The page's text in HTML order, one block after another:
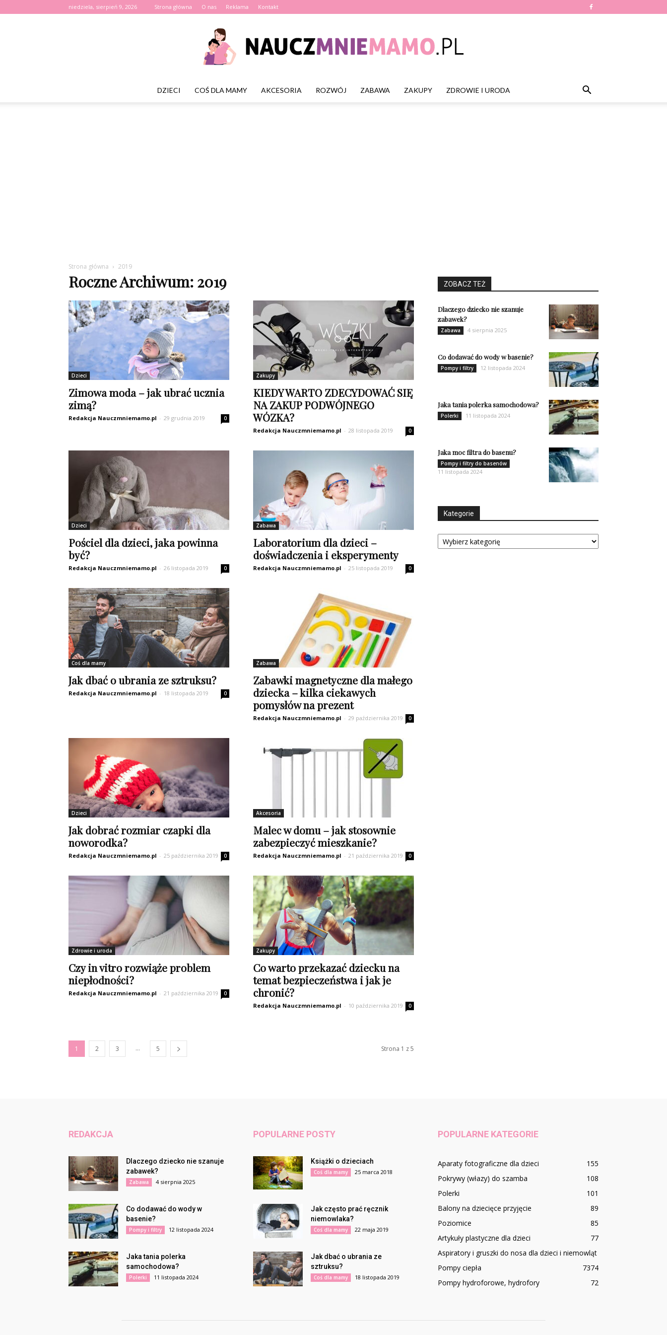
niedziela, sierpień 9, 2026 Strona główna O nas Reklama Kontakt
DZIECI COŚ DLA MAMY AKCESORIA ROZWÓJ ZABAWA ZAKUPY ZDROWIE I URODA
Strona główna 2019
Roczne Archiwum: 2019
Dzieci
Zimowa moda – jak ubrać ucznia
zimą?
Redakcja Nauczmniemamo.pl - 29 grudnia 2019 0
Zakupy
KIEDY WARTO ZDECYDOWAĆ SIĘ
NA ZAKUP PODWÓJNEGO
WÓZKA?
Redakcja Nauczmniemamo.pl - 28 listopada 2019 0
Dzieci
Pościel dla dzieci, jaka powinna
być?
Redakcja Nauczmniemamo.pl - 26 listopada 2019 0
Zabawa
Laboratorium dla dzieci –
doświadczenia i eksperymenty
Redakcja Nauczmniemamo.pl - 25 listopada 2019 0
Coś dla mamy
Jak dbać o ubrania ze sztruksu?
Redakcja Nauczmniemamo.pl - 18 listopada 2019 0
Zabawa
Zabawki magnetyczne dla małego
dziecka – kilka ciekawych
pomysłów na prezent
Redakcja Nauczmniemamo.pl - 29 października 2019 0
Dzieci
Jak dobrać rozmiar czapki dla
noworodka?
Redakcja Nauczmniemamo.pl - 25 października 2019 0
Akcesoria
Malec w domu – jak stosownie
zabezpieczyć mieszkanie?
Redakcja Nauczmniemamo.pl - 21 października 2019 0
Zdrowie i uroda
Czy in vitro rozwiąże problem
niepłodności?
Redakcja Nauczmniemamo.pl - 21 października 2019 0
Zakupy
Co warto przekazać dziecku na
temat bezpieczeństwa i jak je
chronić?
Redakcja Nauczmniemamo.pl - 10 października 2019 0
1 2 3 ... 5 Strona 1 z 5
ZOBACZ TEŻ
Dlaczego dziecko nie szanuje
zabawek?
Zabawa 4 sierpnia 2025
Co dodawać do wody w basenie?
Pompy i filtry 12 listopada 2024
Jaka tania polerka samochodowa?
Polerki 11 listopada 2024
Jaka moc filtra do basenu?
Pompy i filtry do basenów
11 listopada 2024
Kategorie
Kategorie
REDAKCJA
Dlaczego dziecko nie szanuje
zabawek?
Zabawa 4 sierpnia 2025
Co dodawać do wody w
basenie?
Pompy i filtry 12 listopada 2024
Jaka tania polerka
samochodowa?
Polerki 11 listopada 2024
POPULARNE POSTY
Książki o dzieciach
Coś dla mamy 25 marca 2018
Jak często prać ręcznik
niemowlaka?
Coś dla mamy 22 maja 2019
Jak dbać o ubrania ze
sztruksu?
Coś dla mamy 18 listopada 2019
POPULARNE KATEGORIE
Aparaty fotograficzne dla dzieci
155
Pokrywy (włazy) do szamba
108
Polerki
101
Balony na dziecięce przyjęcie
89
Poziomice
85
Artykuły plastyczne dla dzieci
77
Aspiratory i gruszki do nosa dla dzieci i niemowląt
74
Pompy ciepła
73
Pompy hydroforowe, hydrofory
72